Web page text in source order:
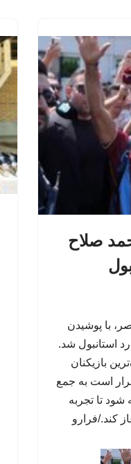
صلاح
با پوشیدن
استانبول شد.
بازیکنان
است به جمع
شود تا تجربه
کند./فرارو